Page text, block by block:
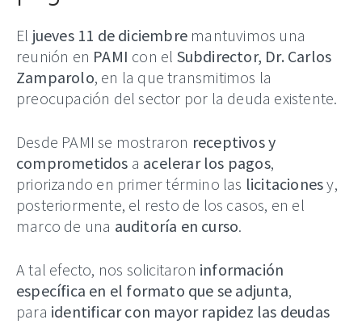
El jueves 11 de diciembre mantuvimos una
reunión en PAMI con el Subdirector, Dr. Carlos
Zamparolo, en la que transmitimos la
preocupación del sector por la deuda existente.
Desde PAMI se mostraron receptivos y
comprometidos a acelerar los pagos,
priorizando en primer término las licitacionesy,
posteriormente, el resto de los casos, en el
marco de una auditoría en curso.
A tal efecto, nos solicitaron información
específica en el formato que se adjunta,
para identificar con mayor rapidez las deudas